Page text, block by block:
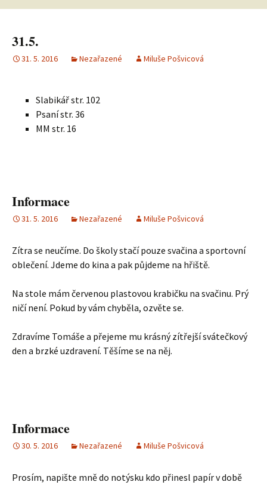
31.5.
31. 5. 2016 Nezařazené Miluše Pošvicová
Slabikář str. 102
Psaní str. 36
MM str. 16
Informace
31. 5. 2016 Nezařazené Miluše Pošvicová
Zítra se neučíme. Do školy stačí pouze svačina a sportovní
oblečení. Jdeme do kina a pak půjdeme na hřiště.
Na stole mám červenou plastovou krabičku na svačinu. Prý
ničí není. Pokud by vám chyběla, ozvěte se.
Zdravíme Tomáše a přejeme mu krásný zítřejší svátečkový
den a brzké uzdravení. Těšíme se na něj.
Informace
30. 5. 2016 Nezařazené Miluše Pošvicová
Prosím, napište mně do notýsku kdo přinesl papír v době